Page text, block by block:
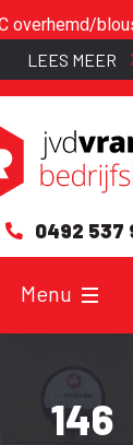
overhemd/
LEES MEER
0492 537
146